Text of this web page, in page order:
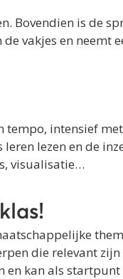
Bovendien is de
vakjes en neemt
tempo, intensief
lezen en de
visualisatie…
die relevant zijn
kan als startpunt